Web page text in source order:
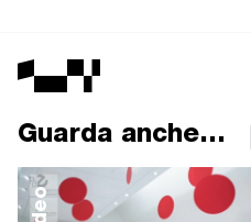
Guarda anche...